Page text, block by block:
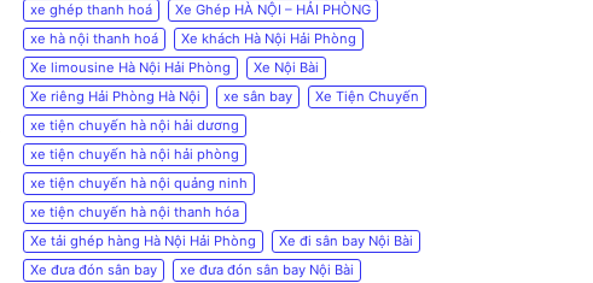
xe ghép thanh hoá
Xe Ghép HÀ NỘI – HẢI PHÒNG
xe hà nội thanh hoá
Xe khách Hà Nội Hải Phòng
Xe limousine Hà Nội Hải Phòng
Xe Nội Bài
Xe riêng Hải Phòng Hà Nội
xe sân bay
Xe Tiện Chuyến
xe tiện chuyến hà nội hải dương
xe tiện chuyến hà nội hải phòng
xe tiện chuyến hà nội quảng ninh
xe tiện chuyến hà nội thanh hóa
Xe tải ghép hàng Hà Nội Hải Phòng
Xe đi sân bay Nội Bài
Xe đưa đón sân bay
xe đưa đón sân bay Nội Bài